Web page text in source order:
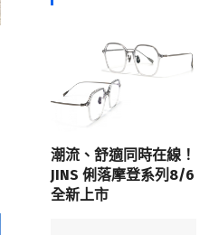
潮流、舒適同時在線！
JINS 俐落摩登系列8/6
全新上市